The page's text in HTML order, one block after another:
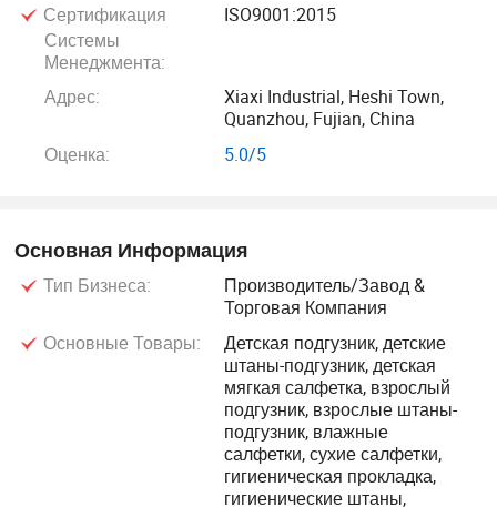
Благодаря автоматическому производственному
оборудованию и процедуре остановки производства, а
также благодаря наиболее регулярной практике
производства и контролю качества мы производим
продукцию высочайшего качества. Unicare установила
качества в любое время.
В настоящее время, наш основной продукт вклюают
пеленку младенца, пеленку типа младенца, подгузник
взрослого, гигиенические прокладки и влажные
Наша новая маркетинговая техника и
высококачественный продукт удовлетворили
Сертификация
Системы
Менеджмента:
ISO9001:2015
Адрес:
Xiaxi Industrial, Heshi Town,
Quanzhou, Fujian, China
Оценка:
5.0/5
Основная Информация
Тип Бизнеса:
Производитель/Завод &
Торговая Компания
Основные Товары:
Детская подгузник, детские
штаны-подгузник, детская
мягкая салфетка, взрослый
подгузник, взрослые штаны-
подгузник, влажные
салфетки, сухие салфетки,
гигиеническая прокладка,
гигиенические штаны,